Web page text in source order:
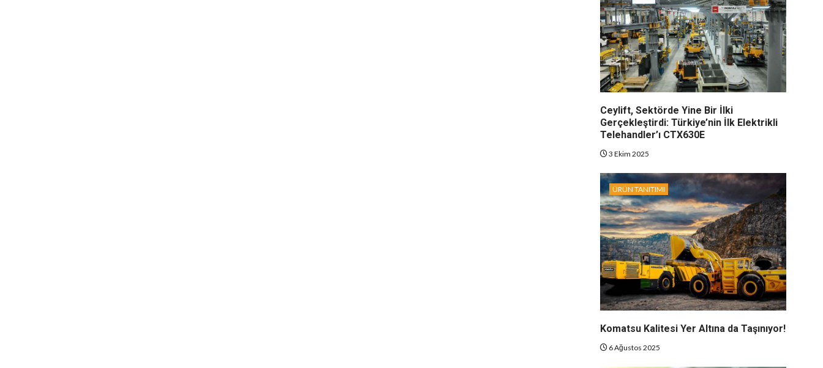
Ceylift, Sektörde Yine Bir İlki
Gerçekleştirdi: Türkiye’nin İlk Elektrikli
Telehandler’ı CTX630E
3 Ekim 2025
ÜRÜN TANITIMI
Komatsu Kalitesi Yer Altına da Taşınıyor!
6 Ağustos 2025